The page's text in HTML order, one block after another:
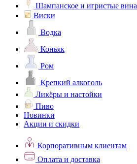
Шампанское и игристые вина
Виски
Водка
Коньяк
Ром
Крепкий алкоголь
Ликёры и настойки
Пиво
Новинки
Акции и скидки
Корпоративным клиентам
Оплата и доставка